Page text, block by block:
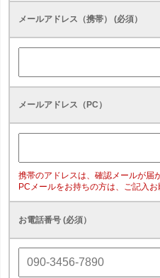
メールアドレス（携帯） (必須）
メールアドレス（PC）
携帯のアドレスは、確認メールが届
PCメールをお持ちの方は、ご記入お
お電話番号 (必須）